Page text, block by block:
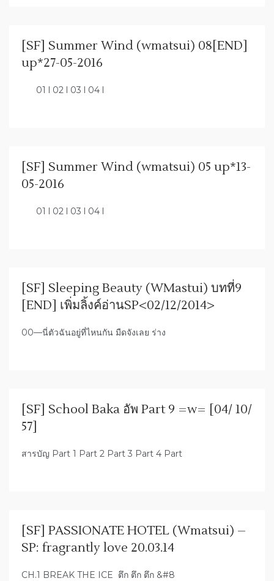
[SF] Summer Wind (wmatsui) 08[END]
up*27-05-2016
01 l 02 l 03 l 04 l
[SF] Summer Wind (wmatsui) 05 up*13-
05-2016
01 l 02 l 03 l 04 l
[SF] Sleeping Beauty (WMastui) บทที่9
[END] เพิ่มลิ้งค์อ่านSP<02/12/2014>
00—นี่ตัวฉันอยู่ที่ไหนกัน มืดจังเลย ร่าง
[SF] School Baka อัพ Part 9 =w= [04/ 10/
57]
สารบัญ Part 1 Part 2 Part 3 Part 4 Part
[SF] PASSIONATE HOTEL (Wmatsui) –
SP: fragrantly love 20.03.14
CH.1 BREAK THE ICE ตึก ตึก ตึก &#8